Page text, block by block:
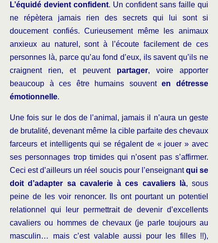
L’équidé devient confident. Un confident sans faille qui
ne répètera jamais rien des secrets qui lui sont si
doucement confiés. Curieusement même les animaux
anxieux au naturel, sont à l’écoute facilement de ces
personnes là, parce qu’au fond d’eux, ils savent qu’ils ne
craignent rien, et peuvent partager, voire apporter
beaucoup à ces être humains souventen détresse
émotionnelle.
Une fois sur le dos de l’animal, jamais il n’aura un geste
de brutalité, devenant même la cible parfaite des chevaux
farceurs et intelligents qui se régalent de « jouer » avec
ses personnages trop timides qui n’osent pas s’affirmer.
Ceci est d’ailleurs un réel soucis pour l’enseignantqui se
doit d’adapter sa cavalerie à ces cavaliers là, sous
peine de les voir renoncer. Ils ont pourtant un potentiel
relationnel qui leur permettrait de devenir d’excellents
cavaliers ou hommes de chevaux (je parle toujours au
masculin… mais c’est valable aussi pour les filles !!),